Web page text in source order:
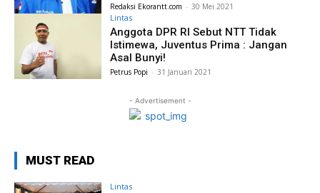
Redaksi Ekorantt.com - 30 Mei 2021
Lintas
Anggota DPR RI Sebut NTT Tidak
Istimewa, Juventus Prima : Jangan
Asal Bunyi!
Petrus Popi - 31 Januari 2021
- Advertisement -
MUST READ
Lintas